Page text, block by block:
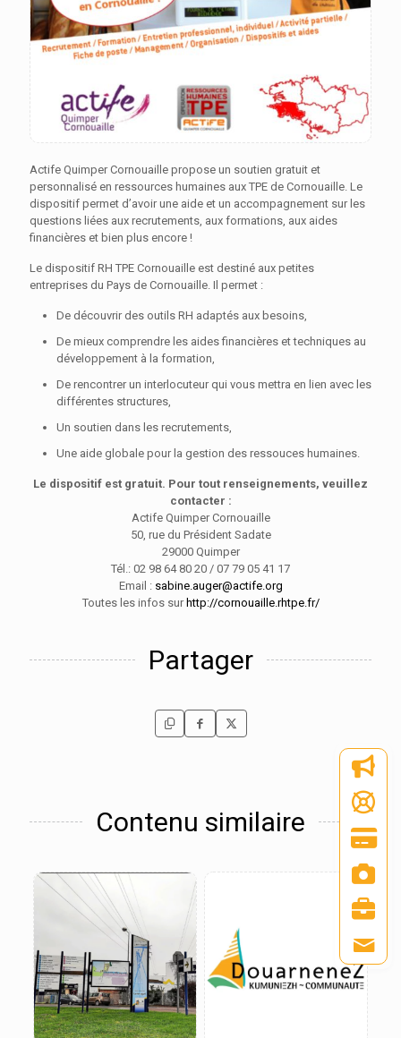
Actife Quimper Cornouaille propose un soutien gratuit et
personnalisé en ressources humaines aux TPE de Cornouaille. Le
dispositif permet d’avoir une aide et un accompagnement sur les
questions liées aux recrutements, aux formations, aux aides
financières et bien plus encore !
Le dispositif RH TPE Cornouaille est destiné aux petites
entreprises du Pays de Cornouaille. Il permet :
De découvrir des outils RH adaptés aux besoins,
De mieux comprendre les aides financières et techniques au
développement à la formation,
De rencontrer un interlocuteur qui vous mettra en lien avec les
différentes structures,
Un soutien dans les recrutements,
Une aide globale pour la gestion des ressouces humaines.
Le dispositif est gratuit. Pour tout renseignements, veuillez
contacter :
Actife Quimper Cornouaille
50, rue du Président Sadate
29000 Quimper
Tél.: 02 98 64 80 20 / 07 79 05 41 17
Email : sabine.auger@actife.org
Toutes les infos sur http://cornouaille.rhtpe.fr/
Partager
Contenu similaire